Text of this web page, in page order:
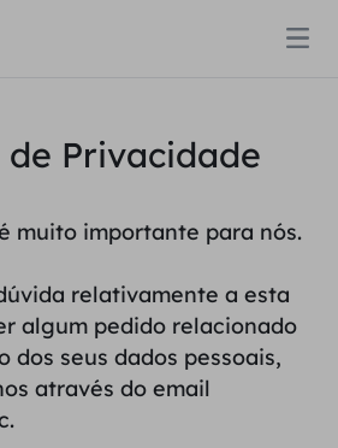
estático
Ilimitado
Residencial $0.8/GB
estático
Privacidade
muito importante para nós.
relativamente a esta
algum pedido relacionado
dos seus dados pessoais,
através do email